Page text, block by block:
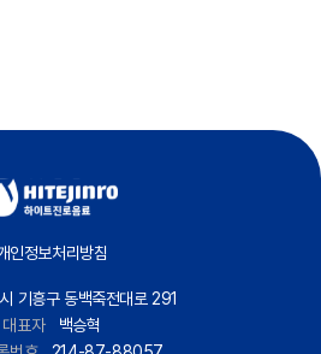
인정보처리방침
기흥구 동백죽전대로 291
대표자
백승혁